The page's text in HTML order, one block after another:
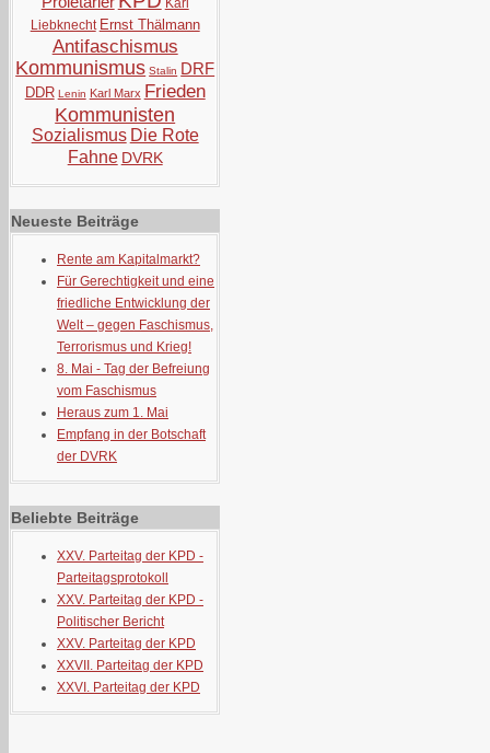
Karl
Liebknecht Ernst Thälmann
Antifaschismus
Kommunismus Stalin DRF
DDR Lenin Karl Marx Frieden
Kommunisten
Sozialismus Die Rote
Fahne DVRK
Neueste Beiträge
Rente am Kapitalmarkt?
Für Gerechtigkeit und eine
friedliche Entwicklung der
Welt – gegen Faschismus,
Terrorismus und Krieg!
8. Mai - Tag der Befreiung
vom Faschismus
Heraus zum 1. Mai
Empfang in der Botschaft
der DVRK
Beliebte Beiträge
XXV. Parteitag der KPD -
Parteitagsprotokoll
XXV. Parteitag der KPD -
Politischer Bericht
XXV. Parteitag der KPD
XXVII. Parteitag der KPD
XXVI. Parteitag der KPD